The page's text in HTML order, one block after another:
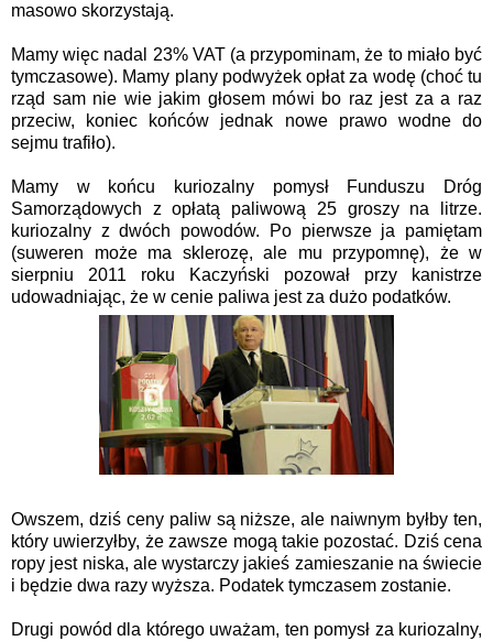
masowo skorzystają.
Mamy więc nadal 23% VAT (a przypominam, że to miało być
tymczasowe). Mamy plany podwyżek opłat za wodę (choć tu
rząd sam nie wie jakim głosem mówi bo raz jest za a raz
przeciw, koniec końców jednak nowe prawo wodne do
sejmu trafiło).
Mamy w końcu kuriozalny pomysł Funduszu Dróg
Samorządowych z opłatą paliwową 25 groszy na litrze.
kuriozalny z dwóch powodów. Po pierwsze ja pamiętam
(suweren może ma sklerozę, ale mu przypomnę), że w
sierpniu 2011 roku Kaczyński pozował przy kanistrze
udowadniając, że w cenie paliwa jest za dużo podatków.
Owszem, dziś ceny paliw są niższe, ale naiwnym byłby ten,
który uwierzyłby, że zawsze mogą takie pozostać. Dziś cena
ropy jest niska, ale wystarczy jakieś zamieszanie na świecie
i będzie dwa razy wyższa. Podatek tymczasem zostanie.
Drugi powód dla którego uważam, ten pomysł za kuriozalny,